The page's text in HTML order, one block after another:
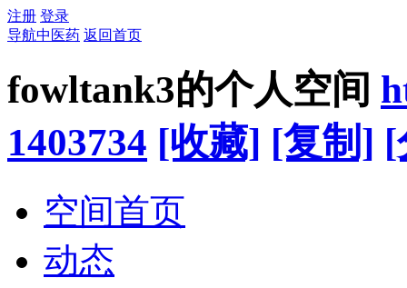
注册 登录
导航中医药 返回首页
fowltank3的个人空间
1403734 [收藏] [复制] [
空间首页
动态